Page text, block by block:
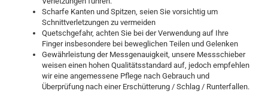
Scharfe Kanten und Spitzen, seien Sie vorsichtig um
Schnittverletzungen zu vermeiden
Quetschgefahr, achten Sie bei der Verwendung auf Ihre
Finger insbesondere bei beweglichen Teilen und Gelenken
Gewährleistung der Messgenauigkeit, unsere Messschieber
weisen einen hohen Qualitätsstandard auf, jedoch empfehlen
wir eine angemessene Pflege nach Gebrauch und
Überprüfung nach einer Erschütterung / Schlag / Runterfallen.